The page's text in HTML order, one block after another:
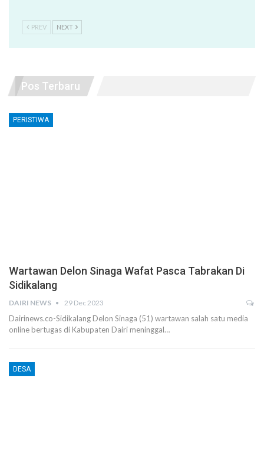
PREV NEXT
Pos Terbaru
PERISTIWA
Wartawan Delon Sinaga Wafat Pasca Tabrakan Di
Sidikalang
DAIRI NEWS 29 Dec 2023
Dairinews.co-Sidikalang Delon Sinaga (51) wartawan salah satu media
online bertugas di Kabupaten Dairi meninggal…
DESA